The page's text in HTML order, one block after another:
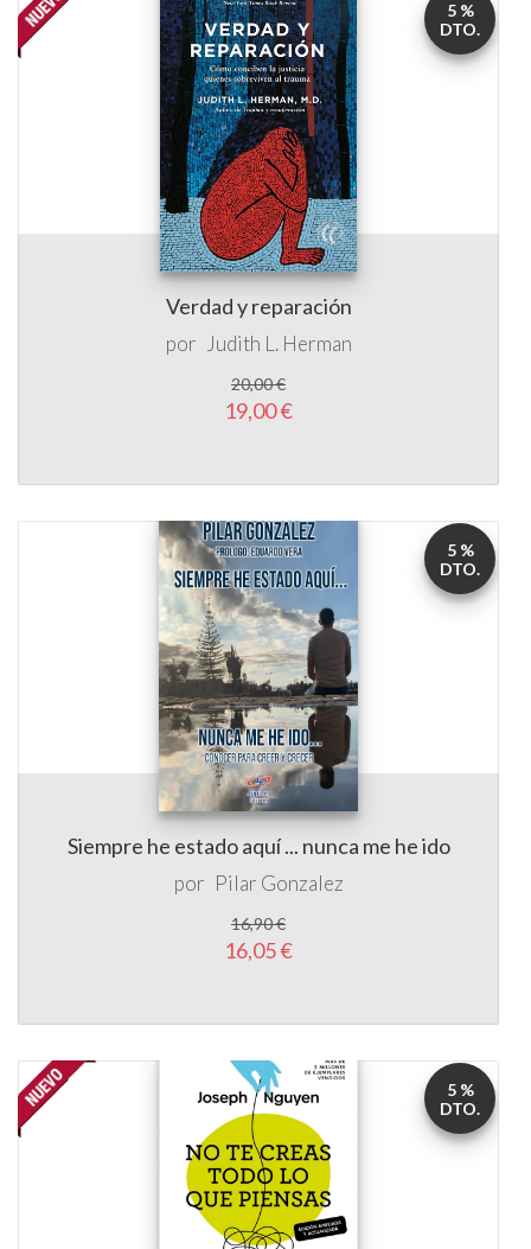
Verdad y reparación
por Judith L. Herman
20,00 €
19,00 €
5 %
DTO.
Siempre he estado aquí ... nunca me he ido
por Pilar Gonzalez
16,90 €
16,05 €
5 %
DTO.
5 %
DTO.